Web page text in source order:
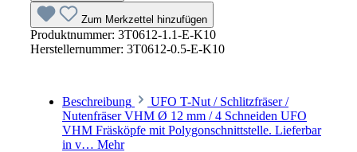
Zum Merkzettel hinzufügen
Produktnummer: 3T0612-1.1-E-K10
Herstellernummer: 3T0612-0.5-E-K10
Beschreibung
UFO T-Nut / Schlitzfräser /
Nutenfräser VHM Ø 12 mm / 4 Schneiden UFO
VHM Fräsköpfe mit Polygonschnittstelle. Lieferbar
in v… Mehr